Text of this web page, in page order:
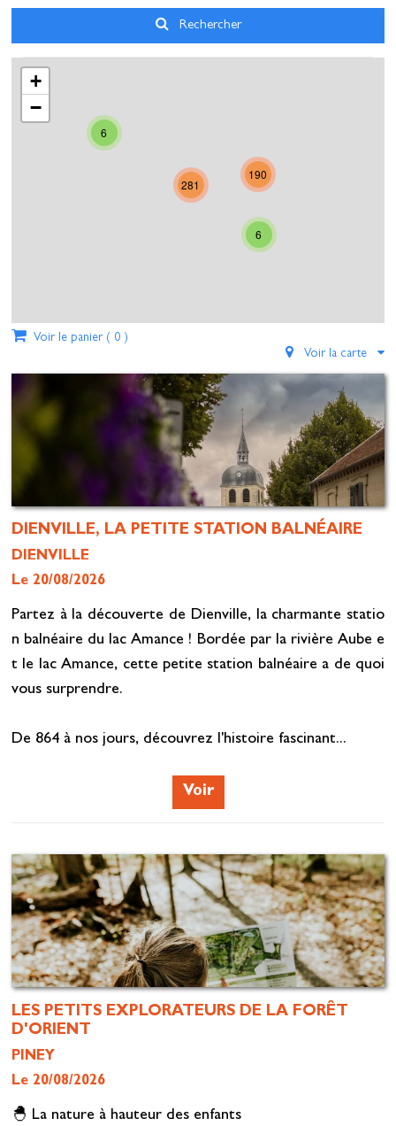
19
31
Aujourd'hui
Rechercher
6
190
281
6
+
−
Voir le panier ( 0)
Voir la carte
DIENVILLE, LA PETITE STATION BALNÉAIRE
DIENVILLE
Le 20/08/2026
Partez à la découverte de Dienville, la charmante statio
n balnéaire du lac Amance ! Bordée par la rivière Aube e
t le lac Amance, cette petite station balnéaire a de quoi
vous surprendre.
De 864 à nos jours, découvrez l'histoire fascinant...
Voir
LES PETITS EXPLORATEURS DE LA FORÊT
D'ORIENT
PINEY
Le 20/08/2026
🐣 La nature à hauteur des enfants